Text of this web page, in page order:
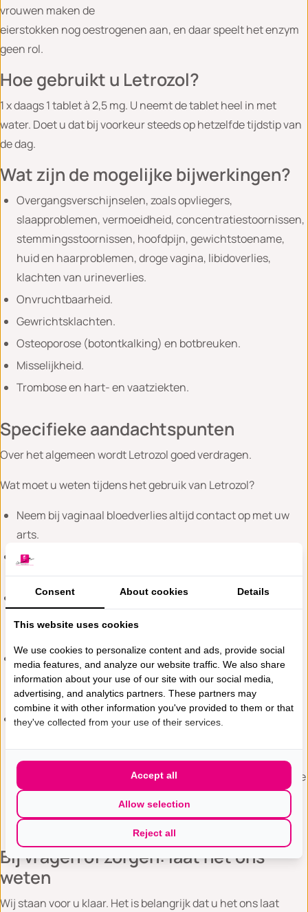
vrouwen maken de
eierstokken nog oestrogenen aan, en daar speelt het enzym
geen rol.
Hoe gebruikt u Letrozol?
1 x daags 1 tablet à 2,5 mg. U neemt de tablet heel in met
water. Doet u dat bij voorkeur steeds op hetzelfde tijdstip van
de dag.
Wat zijn de mogelijke bijwerkingen?
Overgangsverschijnselen, zoals opvliegers,
slaapproblemen, vermoeidheid, concentratiestoornissen,
stemmingsstoornissen, hoofdpijn, gewichtstoename,
huid en haarproblemen, droge vagina, libidoverlies,
klachten van urineverlies.
Onvruchtbaarheid.
Gewrichtsklachten.
Osteoporose (botontkalking) en botbreuken.
Misselijkheid.
Trombose en hart- en vaatziekten.
Specifieke aandachtspunten
Over het algemeen wordt Letrozol goed verdragen.
Wat moet u weten tijdens het gebruik van Letrozol?
Neem bij vaginaal bloedverlies altijd contact op met uw
arts.
Bij het gebruik van Letrozol is er een groter risico op
botontkalking.
30 tot 40% van de vrouwen die behandeld worden met
Bij uitgezaaide borstkanker moet u Letrozol minimaal drie
maanden gebruiken om te kunnen beoordelen of het
medicijn werkt.
Als u uitzaaiingen in de botten heeft, kan na het starten
en daarna pas weer verminderen. Dit betekent niet dat de
behandeling niet aanslaat. Aanhoudende en toenemende
pijn zijn echter wel redenen om contact op te nemen met
uw arts.
Bij vragen of zorgen: laat het ons
weten
Wij staan voor u klaar. Het is belangrijk dat u het ons laat
Consent About cookies Details
This website uses cookies
We use cookies to personalize content and ads, provide social
media features, and analyze our website traffic. We also share
information about your use of our site with our social media,
advertising, and analytics partners. These partners may
combine it with other information you've provided to them or that
they've collected from your use of their services.
Reject all
Allow selection
Accept all